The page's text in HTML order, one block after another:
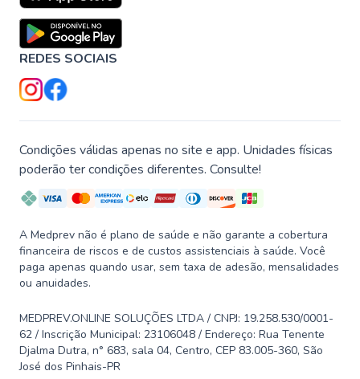
REDES SOCIAIS
Condições válidas apenas no site e app. Unidades físicas
poderão ter condições diferentes. Consulte!
A Medprev não é plano de saúde e não garante a cobertura
financeira de riscos e de custos assistenciais à saúde. Você
paga apenas quando usar, sem taxa de adesão, mensalidades
ou anuidades.
MEDPREV.ONLINE SOLUÇÕES LTDA / CNPJ: 19.258.530/0001-
62 / Inscrição Municipal: 23106048 / Endereço: Rua Tenente
Djalma Dutra, n° 683, sala 04, Centro, CEP 83.005-360, São
José dos Pinhais-PR